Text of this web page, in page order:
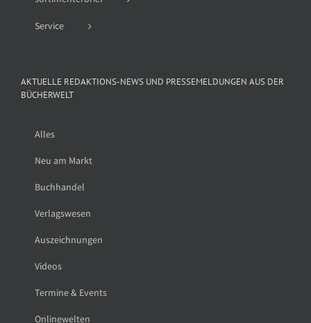
Service
AKTUELLE REDAKTIONS-NEWS UND PRESSEMELDUNGEN AUS DER
BÜCHERWELT
Alles
Neu am Markt
Buchhandel
Verlagswesen
Auszeichnungen
Videos
Termine & Events
Onlinewelten